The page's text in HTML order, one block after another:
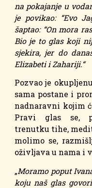
na pokajanje u
je povikao: “Evo
šaptao: “On mora
Bio je to glas koji
sjekira, jer do
Elizabeti i Zahariji.“
Pozvao je
sama postane i
nadnaravni kojim
Pravi glas se,
trenutku tihe,
molimo se,
oživljava u nama i
„Moramo poput
koju naš glas